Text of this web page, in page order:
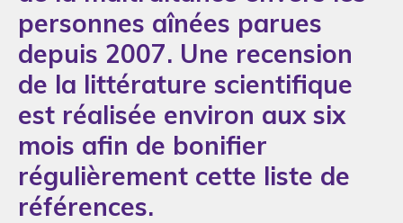
personnes aînées parues
depuis 2007. Une recension
de la littérature scientifique
est réalisée environ aux six
mois afin de bonifier
régulièrement cette liste de
références.